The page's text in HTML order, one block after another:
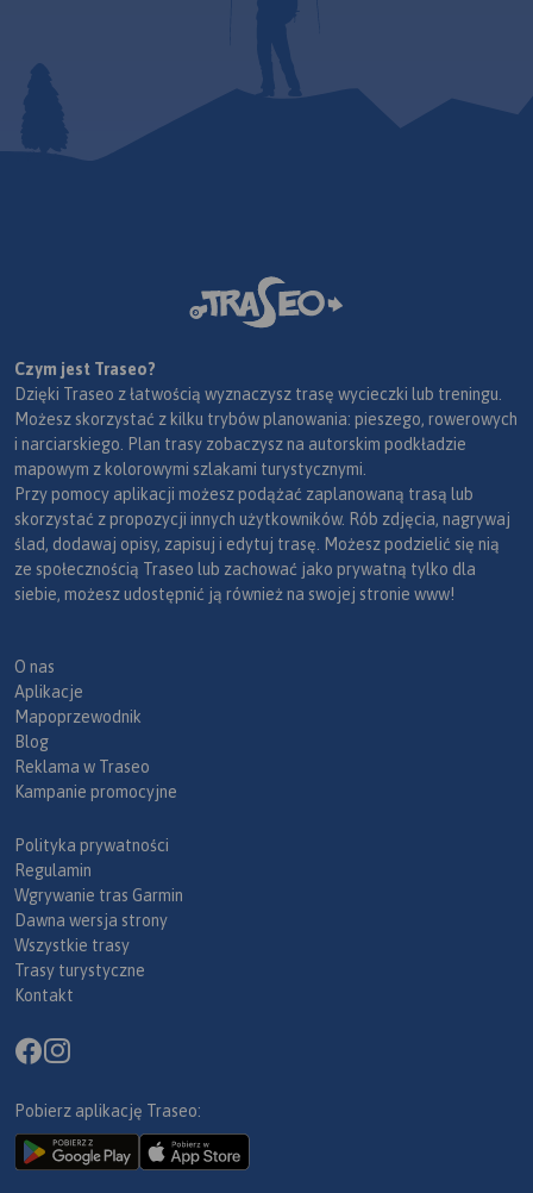
Czym jest Traseo?
Dzięki Traseo z łatwością wyznaczysz trasę wycieczki lub treningu.
Możesz skorzystać z kilku trybów planowania: pieszego, rowerowych
i narciarskiego. Plan trasy zobaczysz na autorskim podkładzie
mapowym z kolorowymi szlakami turystycznymi.
Przy pomocy aplikacji możesz podążać zaplanowaną trasą lub
skorzystać z propozycji innych użytkowników. Rób zdjęcia, nagrywaj
ślad, dodawaj opisy, zapisuj i edytuj trasę. Możesz podzielić się nią
ze społecznością Traseo lub zachować jako prywatną tylko dla
siebie, możesz udostępnić ją również na swojej stronie www!
O nas
Aplikacje
Mapoprzewodnik
Blog
Reklama w Traseo
Kampanie promocyjne
Polityka prywatności
Regulamin
Wgrywanie tras Garmin
Dawna wersja strony
Wszystkie trasy
Trasy turystyczne
Kontakt
Pobierz aplikację Traseo: